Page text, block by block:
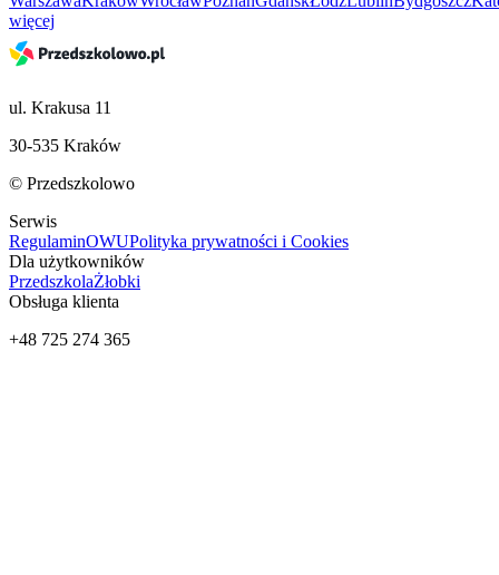
więcej
ul. Krakusa 11
30-535 Kraków
© Przedszkolowo
Serwis
RegulaminOWUPolityka prywatności i Cookies
Dla użytkowników
PrzedszkolaŻłobki
Obsługa klienta
+48 725 274 365